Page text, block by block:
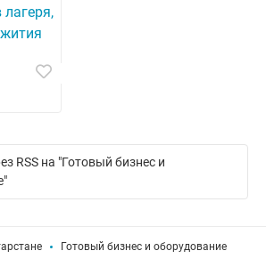
RSS на "Готовый бизнес и
Готовый бизнес и оборудование